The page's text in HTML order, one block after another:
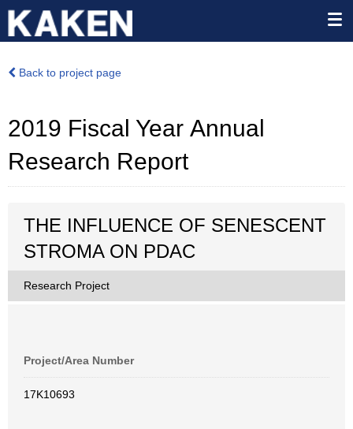
Back to project page
2019 Fiscal Year Annual
Research Report
THE INFLUENCE OF SENESCENT
STROMA ON PDAC
Research Project
Project/Area Number
17K10693